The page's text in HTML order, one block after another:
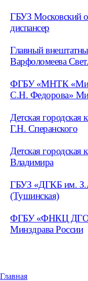
ГБУЗ Московский
диспансер
Главный
Варфоломеева
ФГБУ «МНТК
С.Н. Федорова»
Детская
Г.Н. Сперанского
Детская городская
Владимира
ГБУЗ «ДГКБ им.
(Тушинская)
ФГБУ «ФНКЦ ДГОИ
Минздрава России
Главная